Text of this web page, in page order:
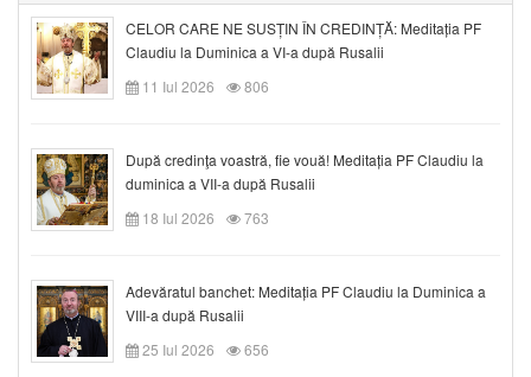
CELOR CARE NE SUSȚIN ÎN CREDINȚĂ: Meditația PF
Claudiu la Duminica a VI-a după Rusalii
11 Iul 2026
806
După credinţa voastră, fie vouă! Meditația PF Claudiu la
duminica a VII-a după Rusalii
18 Iul 2026
763
Adevăratul banchet: Meditația PF Claudiu la Duminica a
VIII-a după Rusalii
25 Iul 2026
656